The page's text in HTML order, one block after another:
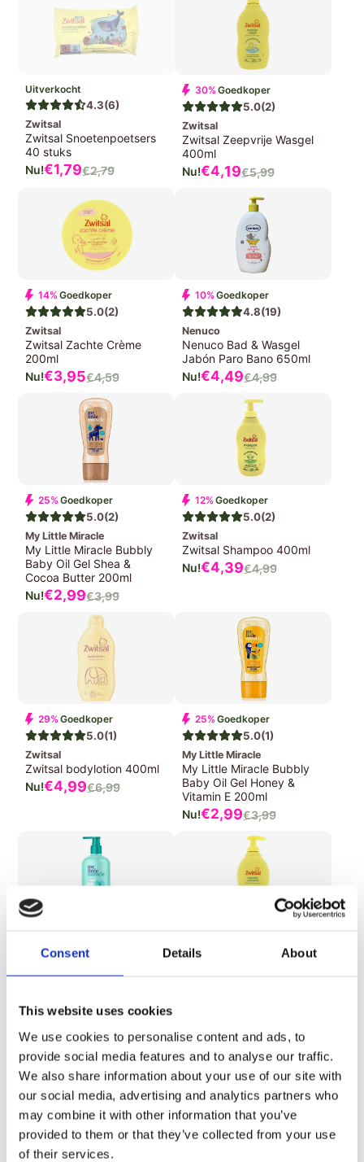
Consent Details About
This website uses cookies
We use cookies to personalise content and ads, to
provide social media features and to analyse our traffic.
We also share information about your use of our site with
our social media, advertising and analytics partners who
may combine it with other information that you’ve
provided to them or that they’ve collected from your use
of their services.
Uitverkocht
4.3(6)
Zwitsal
Zwitsal Snoetenpoetsers
40 stuks
Verkoopprijs
€1,79
Normale
€2,79
30% Goedkoper
5.0(2)
Zwitsal
Zwitsal Zeepvrije Wasgel
400ml
Verkoopprijs
€4,19
Normale
prijs
€5,99
14% Goedkoper
5.0(2)
Zwitsal
Zwitsal Zachte Crème
200ml
Verkoopprijs
€3,95
Normale
prijs
€4,59
10% Goedkoper
4.8(19)
Nenuco
Nenuco Bad & Wasgel
Jabón Paro Bano 650ml
Verkoopprijs
€4,49
Normale
prijs
€4,99
25% Goedkoper
5.0(2)
My Little Miracle
My Little Miracle Bubbly
Baby Oil Gel Shea &
Cocoa Butter 200ml
Verkoopprijs
€2,99
Normale
prijs
€3,99
12% Goedkoper
5.0(2)
Zwitsal
Zwitsal Shampoo 400ml
Verkoopprijs
€4,39
Normale
€4,99
29% Goedkoper
5.0(1)
Zwitsal
Zwitsal bodylotion 400ml
Verkoopprijs
€4,99
Normale
€6,99
25% Goedkoper
5.0(1)
My Little Miracle
My Little Miracle Bubbly
Baby Oil Gel Honey &
Vitamin E 200ml
Verkoopprijs
€2,99
Normale
prijs
€3,99
5.0
My Little Miracle
500ml
Verkoopprijs
€2,99
Normale
prijs
€3,49
prijs
25% Goedkoper